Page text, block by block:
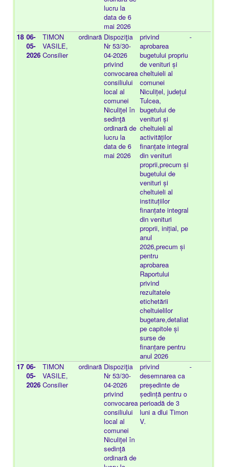
lucru la
data de 6
mai 2026
18 06-
05-
2026
TIMON
VASILE,
Consilier
ordinară Dispoziţia
Nr 53/30-
04-2026
privind
convocarea
consiliului
local al
comunei
Niculiţel în
sedinţă
ordinară de
lucru la
data de 6
mai 2026
privind
aprobarea
bugetului propriu
de venituri și
cheltuieli al
comunei
Niculițel, județul
Tulcea,
bugetului de
venituri și
cheltuieli al
activităților
finanțate integral
din venituri
proprii,precum și
bugetului de
venituri și
cheltuieli al
instituțiilor
finanțate integral
din venituri
proprii, inițial, pe
anul
2026,precum și
pentru
aprobarea
Raportului
privind
rezultatele
etichetării
cheltuielilor
bugetare,detaliat
pe capitole și
surse de
finanțare pentru
anul 2026
-
17 06-
05-
2026
TIMON
VASILE,
Consilier
ordinară Dispoziţia
Nr 53/30-
04-2026
privind
convocarea
consiliului
local al
comunei
Niculiţel în
sedinţă
ordinară de
privind
desemnarea ca
președinte de
ședință pentru o
perioadă de 3
luni a dlui Timon
V.
-